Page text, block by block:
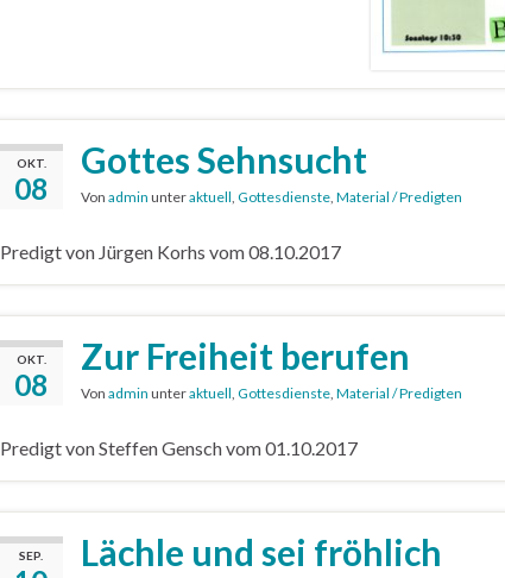
OKT.
08
Gottes Sehnsucht
Von admin unteraktuell, Gottesdienste, Material / Predigten
Predigt von Jürgen Korhs vom 08.10.2017
OKT.
08
Zur Freiheit berufen
Von admin unteraktuell, Gottesdienste, Material / Predigten
Predigt von Steffen Gensch vom 01.10.2017
SEP. Lächle und sei fröhlich